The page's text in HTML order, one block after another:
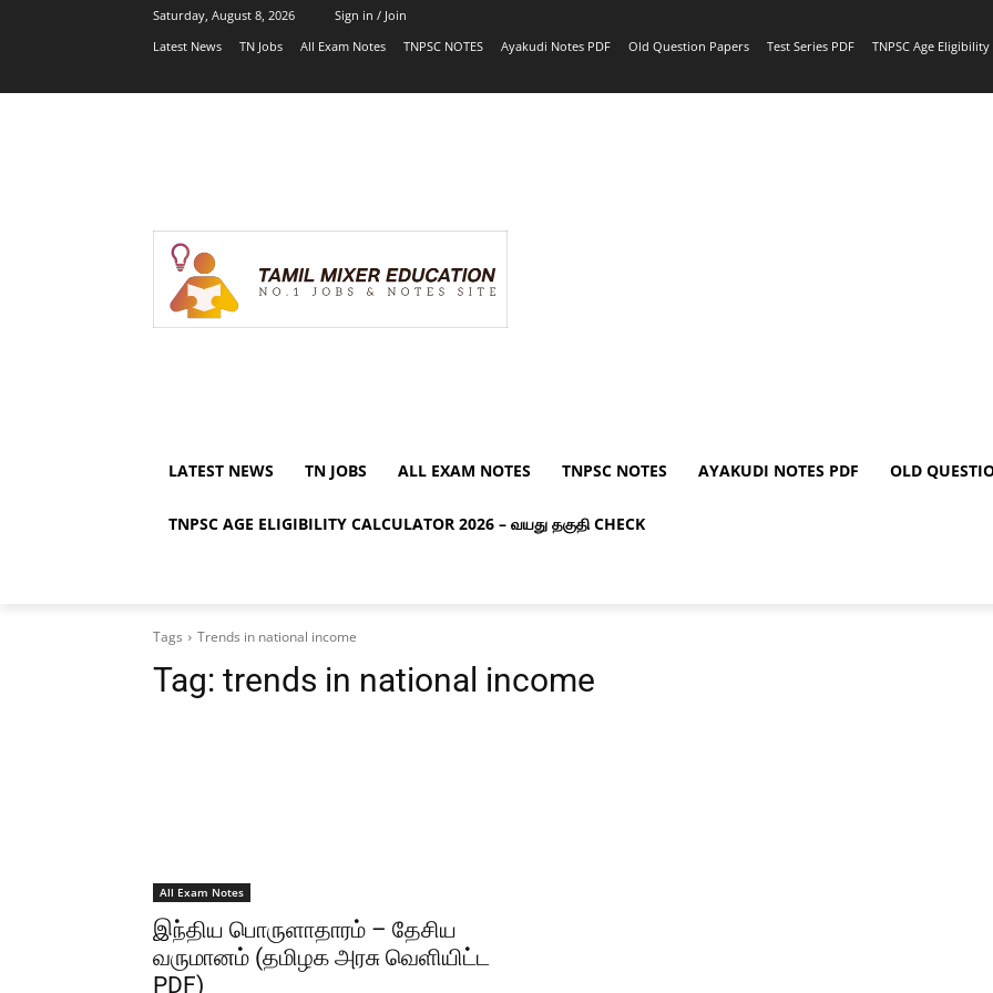
Saturday, August 8, 2026
Sign in / Join
Latest News
TN Jobs All Exam Notes TNPSC NOTES Ayakudi Notes PDF Old Question Papers Test Series PDF TNPSC Age
LATEST NEWS TN JOBS ALL EXAM NOTES TNPSC NOTES AYAKUDI NOTES PDF OLD
TNPSC AGE ELIGIBILITY CALCULATOR 2026 – வயது தகுதி CHECK
Tags Trends in national income
Tag: trends in national income
All Exam Notes
இந்திய பொருளாதாரம் – தேசிய
வருமானம் (தமிழக அரசு வெளியிட்ட
PDF)